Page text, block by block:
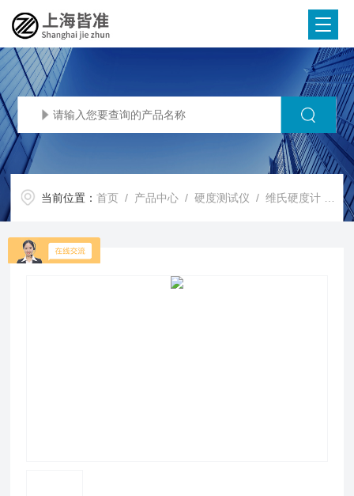
当前位置：首页 / 产品中心 /硬度测试仪 /维氏硬度计